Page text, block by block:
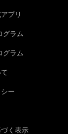
プリ
グラム
グラム
ー
く表示